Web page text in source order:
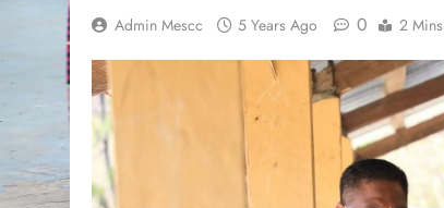
Admin Mescc 5 Years Ago 0 2 Mins